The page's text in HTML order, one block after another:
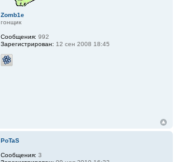
Zomb1e
гонщик
Сообщения: 992
Зарегистрирован: 12 сен 2008 18:45
PoTaS
Сообщения: 3